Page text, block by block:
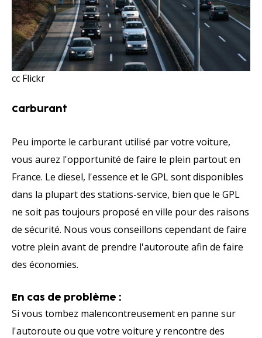
cc Flickr
Carburant
Peu importe le carburant utilisé par votre voiture,
vous aurez l'opportunité de faire le plein partout en
France. Le diesel, l'essence et le GPL sont disponibles
dans la plupart des stations-service, bien que le GPL
ne soit pas toujours proposé en ville pour des raisons
de sécurité. Nous vous conseillons cependant de faire
votre plein avant de prendre l'autoroute afin de faire
des économies.
En cas de problème :
Si vous tombez malencontreusement en panne sur
l'autoroute ou que votre voiture y rencontre des